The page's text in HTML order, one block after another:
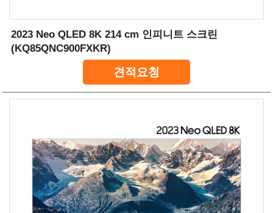
2023 Neo QLED 8K 214 cm 인피니트 스크린
(KQ85QNC900FXKR)
견적요청